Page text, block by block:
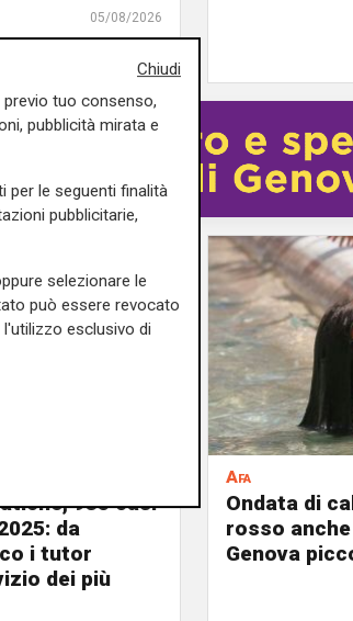
05/08/2026
935 casi
da
i tutor
dei più
Afa
Ondata di
rosso
Genova
Chiudi
tuo consenso,
pubblicità mirata e
per le seguenti finalità
pubblicitarie,
selezionare le
può essere revocato
esclusivo di